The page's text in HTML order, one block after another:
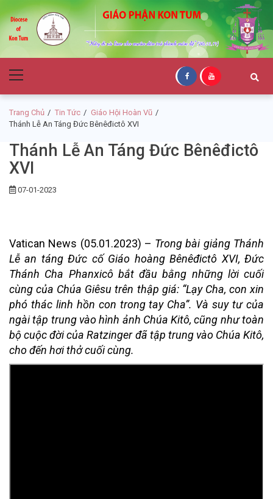
to
navigation
to
content
Giáo Phận Kon
Tum
Menu
Trang Chủ Tin Tức
Giáo Hội Hoàn Vũ
Thánh Lễ An Táng Đức Bênêđictô XVI
Thánh Lễ An Táng Đức Bênêđictô
XVI
07-01-2023
Vatican News (05.01.2023) – Trong bài giảng Thánh
Lễ an táng Đức cố Giáo hoàng Bênêđictô XVI, Đức
Thánh Cha Phanxicô bắt đầu bằng những lời cuối
cùng của Chúa Giêsu trên thập giá: “Lạy Cha, con xin
phó thác linh hồn con trong tay Cha”. Và suy tư của
ngài tập trung vào hình ảnh Chúa Kitô, cũng như toàn
bộ cuộc đời của Ratzinger đã tập trung vào Chúa Kitô,
cho đến hơi thở cuối cùng.